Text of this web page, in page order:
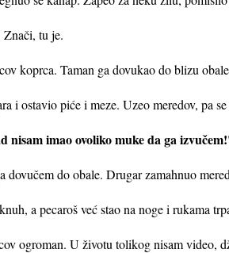
Znači, tu je.
koprca. Taman ga dovukao do blizu
i ostavio piće i meze. Uzeo meredov, pa
nisam imao ovoliko muke da ga
dovučem do obale. Drugar zamahnuo
a pecaroš već stao na noge i rukama
ogroman. U životu tolikog nisam video,